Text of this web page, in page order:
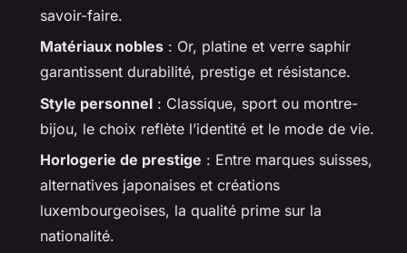
savoir-faire.
Matériaux nobles : Or, platine et verre saphir
garantissent durabilité, prestige et résistance.
Style personnel : Classique, sport ou montre-
bijou, le choix reflète l’identité et le mode de vie.
Horlogerie de prestige : Entre marques suisses,
alternatives japonaises et créations
luxembourgeoises, la qualité prime sur la
nationalité.